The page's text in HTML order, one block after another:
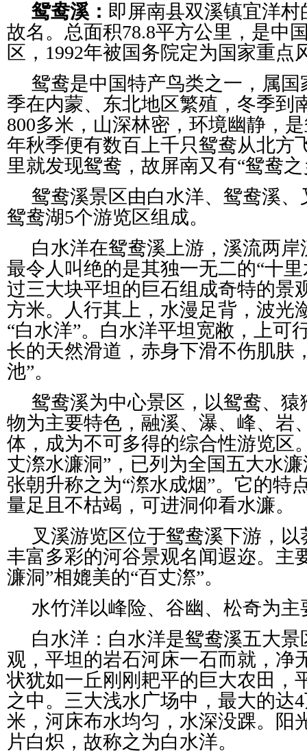
鸳鸯溪： 即屏南县双溪镇宜洋
故名。总面积78.8平方公里，是中
区，1992年被国务院定为国家重点
鸳鸯是中国特产鸟类之一，属
季在内蒙、东北地区繁殖，冬季到
800多米，山深林密，环境幽静，
年秋季便有数百上千只鸳鸯从北方
里就发现鸳鸯，故屏南又有“鸳鸯之
鸳鸯溪景区由白水洋、鸳鸯溪
鸳鸯湖5个游览区组成。
白水洋在鸳鸯溪上游，溪流两
最令人叫绝的是其独一无二的“十
过三大块平坦的巨石组成奇特的景
方米。人行其上，水漫足背，波光
“白水洋”。白水洋平坦宽敝，上可
长的天然滑道，赤身下滑不伤肌肤
池”。
鸳鸯溪为中心景区，以鸳鸯、
物为主要特色，融溪、瀑、峰、岩
体，成为不可多得的综合性游览区
丈漈水濂洞”，已列为全国五大水
张朝升称之为“漈水成烟”。它的特
量足且不枯竭，可进洞仰看水濂。
叉溪游览区位于鸳鸯溪下游，
丰富多彩的河谷景观名闻遐迩。主
濂洞”相媲美的“百丈漈”。
水竹洋以峰险、谷幽、松奇为主
白水洋：白水洋是鸳鸯溪五大
观，平坦的岩石河床一石而就，净
状犹如一丘刚刚耙平的巨大农田，
之中。三大浅水广场中，最大的达
米，河床布水均匀，水深没踝。阳
片白炽，故称之为白水洋。